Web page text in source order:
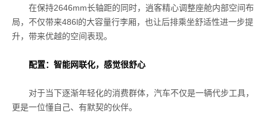
在保持2646mm长轴距的同时，逍客精心调整座舱内部空间布
局，不仅带来486l的大容量行李厢，也让后排乘坐舒适性进一步提
升，带来优越的空间表现。
配置：智能网联化，感觉很舒心
对于当下逐渐年轻化的消费群体，汽车不仅是一辆代步工具，
更是一位懂自己、有默契的伙伴。